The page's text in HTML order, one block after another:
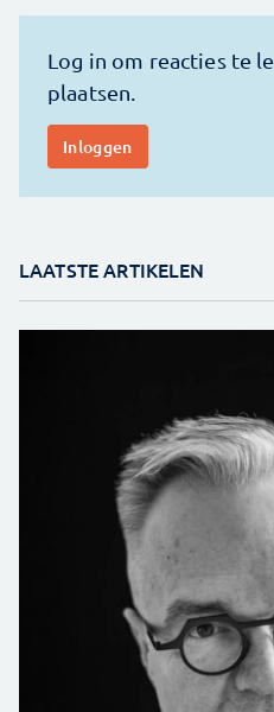
LAATSTE ARTIKELEN